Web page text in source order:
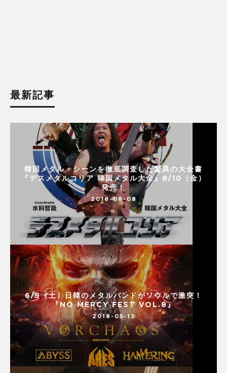
最新記事
韓国メタル・シーンを徹底調査した驚異の大全書
『デスメタルコリア 韓国メタル大全』8/10（金）
発売！
2018-08-08
6/9（土）日韓のメタルバンドがソウルで激突！
『NO MERCY FEST VOL.8』
2018-05-13